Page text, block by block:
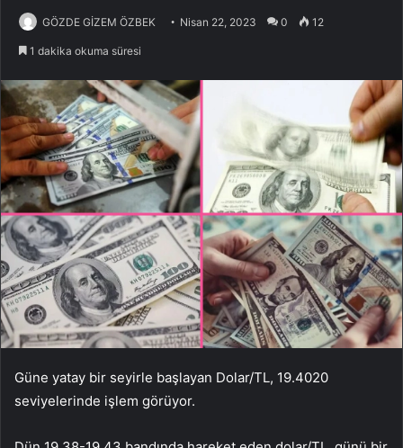
GÖZDE GİZEM ÖZBEK Nisan 22, 2023 0 12
1 dakika okuma süresi
Güne yatay bir seyirle başlayan Dolar/TL, 19.4020
seviyelerinde işlem görüyor.